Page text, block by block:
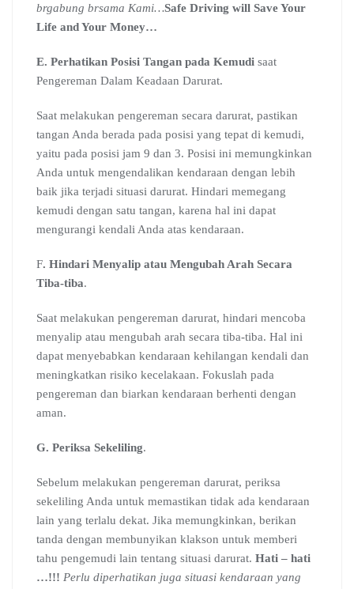
brgabung brsama Kami…Safe Driving will Save Your
Life and Your Money…
E. Perhatikan Posisi Tangan pada Kemudi saat
Pengereman Dalam Keadaan Darurat.
Saat melakukan pengereman secara darurat, pastikan
tangan Anda berada pada posisi yang tepat di kemudi,
yaitu pada posisi jam 9 dan 3. Posisi ini memungkinkan
Anda untuk mengendalikan kendaraan dengan lebih
baik jika terjadi situasi darurat. Hindari memegang
kemudi dengan satu tangan, karena hal ini dapat
mengurangi kendali Anda atas kendaraan.
F. Hindari Menyalip atau Mengubah Arah Secara
Tiba-tiba.
Saat melakukan pengereman darurat, hindari mencoba
menyalip atau mengubah arah secara tiba-tiba. Hal ini
dapat menyebabkan kendaraan kehilangan kendali dan
meningkatkan risiko kecelakaan. Fokuslah pada
pengereman dan biarkan kendaraan berhenti dengan
aman.
G. Periksa Sekeliling.
Sebelum melakukan pengereman darurat, periksa
sekeliling Anda untuk memastikan tidak ada kendaraan
lain yang terlalu dekat. Jika memungkinkan, berikan
tanda dengan membunyikan klakson untuk memberi
tahu pengemudi lain tentang situasi darurat. Hati – hati
…!!! Perlu diperhatikan juga situasi kendaraan yang